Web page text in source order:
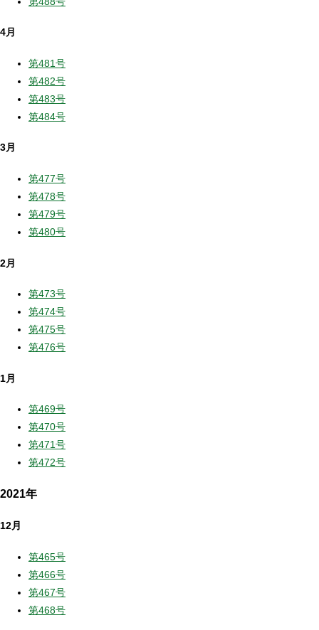
4月
第481号
第482号
第483号
第484号
3月
第477号
第478号
第479号
第480号
2月
第473号
第474号
第475号
第476号
1月
第469号
第470号
第471号
第472号
2021年
12月
第465号
第466号
第467号
第468号